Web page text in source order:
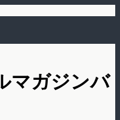
マガジンバ